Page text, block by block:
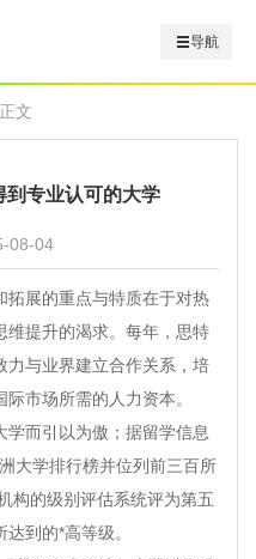
导航
文
专业认可的大学
08-04
展的重点与特质在于对热
维提升的渴求。每年，思特
力与业界建立合作关系，培
市场所需的人力资本。
而引以为傲；据留学信息
大学排行榜并位列前三百所
构的级别评估系统评为第五
到的*高等级。